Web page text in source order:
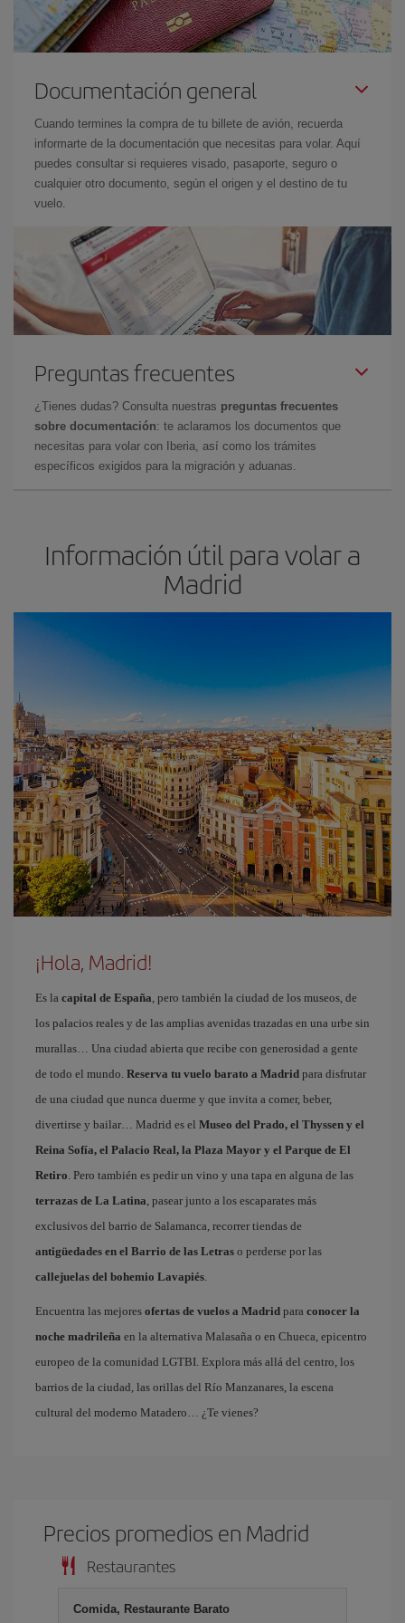
Documentación general
Cuando termines la compra de tu billete de avión, recuerda
informarte de la documentación que necesitas para volar. Aquí
puedes consultar si requieres visado, pasaporte, seguro o
cualquier otro documento, según el origen y el destino de tu
vuelo.
Preguntas frecuentes
¿Tienes dudas? Consulta nuestras preguntas frecuentes
sobre documentación: te aclaramos los documentos que
necesitas para volar con Iberia, así como los trámites
específicos exigidos para la migración y aduanas.
Información útil para volar a
Madrid
¡Hola, Madrid!
Es la capital de España, pero también la ciudad de los museos, de
los palacios reales y de las amplias avenidas trazadas en una urbe sin
murallas… Una ciudad abierta que recibe con generosidad a gente
de todo el mundo. Reserva tu vuelo barato a Madrid para disfrutar
de una ciudad que nunca duerme y que invita a comer, beber,
divertirse y bailar… Madrid es el Museo del Prado, el Thyssen y el
Reina Sofía, el Palacio Real, la Plaza Mayor y el Parque de El
Retiro. Pero también es pedir un vino y una tapa en alguna de las
terrazas de La Latina, pasear junto a los escaparates más
exclusivos del barrio de Salamanca, recorrer tiendas de
antigüedades en el Barrio de las Letras o perderse por las
callejuelas del bohemio Lavapiés.
Encuentra las mejores ofertas de vuelos a Madrid para conocer la
noche madrileña en la alternativa Malasaña o en Chueca, epicentro
europeo de la comunidad LGTBI. Explora más allá del centro, los
barrios de la ciudad, las orillas del Río Manzanares, la escena
cultural del moderno Matadero… ¿Te vienes?
Precios promedios en Madrid
Restaurantes
Comida, Restaurante Barato